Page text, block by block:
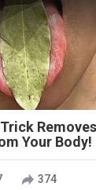
Your Body!
374